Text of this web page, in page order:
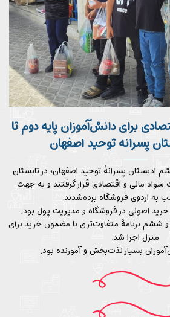
برای دانش‌آموزان پایه دوم تا
پسرانه توحید اصفهان
ادبستان پسرانۀ توحید اصفهان، در تابستان
سواد مالی و اقتصادی قرار گرفتند و به جهت
به اردوی فروشگاه برده‌شدند.
اصولی در فروشگاه و مدیریت پول بود.
و ششم برنامۀ متفاوت‌تری با مضمون خرید برای
منزل اجرا شد.
بسیار لذت‌بخش و آموزنده بود.